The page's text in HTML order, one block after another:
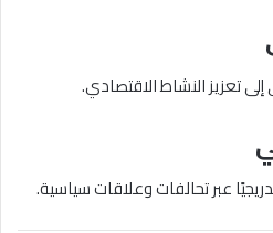
إلى تعزيز النشاط الاقتصادي.
عبر تحالفات وعلاقات سياسية.